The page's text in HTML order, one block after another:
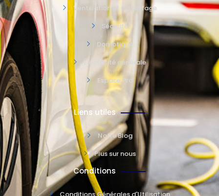
Ventillation et Chauffage
Sécurité
Domotique
Electricité générale
Espace Pro
Liens utiles
Notre Blog
Plus sur nous
Conditions
Conditions Générales d'Utilisation